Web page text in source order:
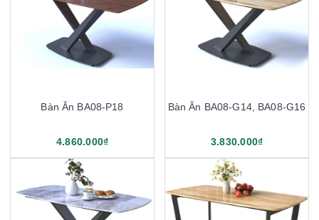
Bàn Ăn BA08-P18
4.860.000₫
Bàn Ăn BA08-G14, BA08-G16
3.830.000₫